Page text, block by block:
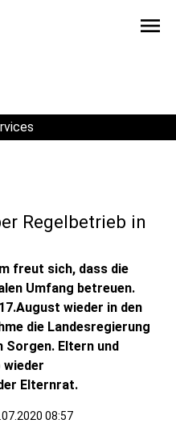
menu
Regelbetrieb in
freut sich, dass die
Umfang betreuen.
wieder in den
die Landesregierung
Sorgen. Eltern und
wieder
Elternrat.
08:57